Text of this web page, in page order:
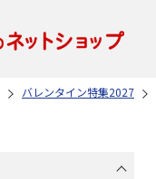
バレンタイン特集2027